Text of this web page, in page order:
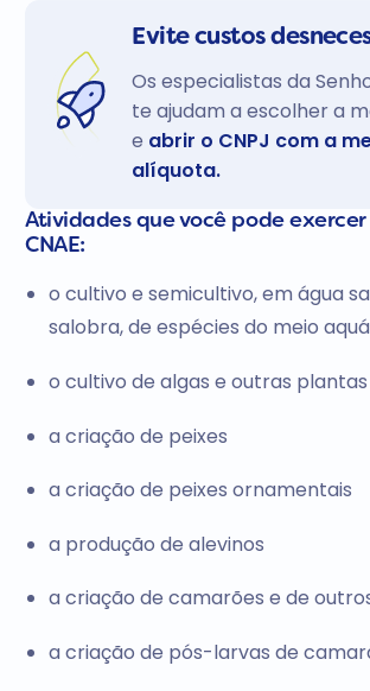
Evite custos
Os especialistas da
te ajudam a escolher a
e abrir o CNPJ com a
alíquota.
Atividades que você pode
CNAE:
o cultivo e semicultivo, em água
salobra, de espécies do meio
o cultivo de algas e outras
a criação de peixes
a criação de peixes ornamentais
a produção de alevinos
a criação de camarões e de
a criação de pós-larvas de